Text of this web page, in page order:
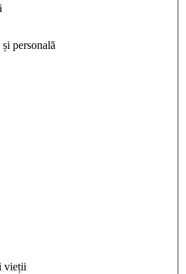
personală
vieții